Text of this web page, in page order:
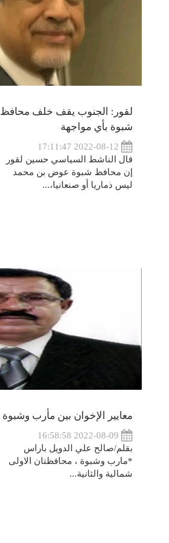
لقور: الجنوب يقف خلف محافظ
شبوة بأي مواجهة
قال الناشط السياسي حسين لقور
إن محافظ شبوة عوض بن محمد
ليس ذماريا أو صنعانيا،...
معايير الإخوان بين مأرب وشبوة
بقلم/صالح علي الدويل باراس
*مارب وشبوة ، محافظتان الاولى
شمالية والثانية...